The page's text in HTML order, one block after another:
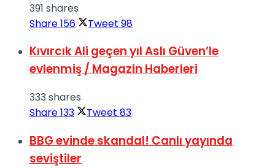
391 shares
Share156 Tweet 98
Kıvırcık Ali geçen yıl Aslı Güven’le
evlenmiş / Magazin Haberleri
333 shares
Share133 Tweet 83
BBG evinde skandal! Canlı yayında
seviştiler